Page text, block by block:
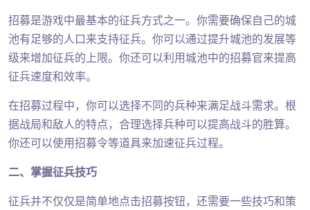
招募是游戏中最基本的征兵方式之一。你需要确保自己的城
池有足够的人口来支持征兵。你可以通过提升城池的发展等
级来增加征兵的上限。你还可以利用城池中的招募官来提高
征兵速度和效率。
在招募过程中，你可以选择不同的兵种来满足战斗需求。根
据战局和敌人的特点，合理选择兵种可以提高战斗的胜算。
你还可以使用招募令等道具来加速征兵过程。
二、掌握征兵技巧
征兵并不仅仅是简单地点击招募按钮，还需要一些技巧和策